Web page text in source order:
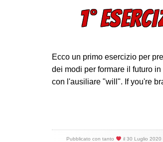
1°
Ecco un primo esercizio per
dei modi per formare il futuro
con l'ausiliare "will". If you're
Pubblicato con tanto il 30 Luglio 2020